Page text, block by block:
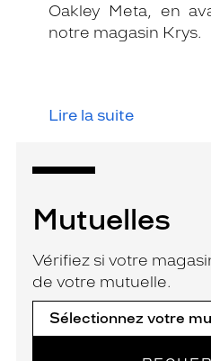
Oakley Meta, en
notre magasin Krys.
Lire la suite
Mutuelles
Vérifiez si votre
de votre mutuelle.